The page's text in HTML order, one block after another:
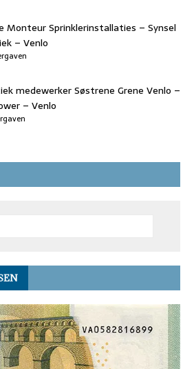
Monteur Sprinklerinstallaties – Synsel
– Venlo
medewerker Søstrene Grene Venlo –
– Venlo